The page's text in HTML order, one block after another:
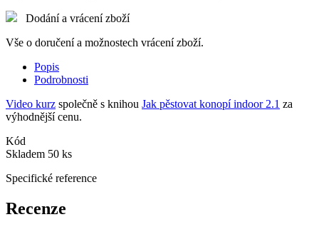
Dodání a vrácení zboží
Vše o doručení a možnostech vrácení zboží.
Popis
Podrobnosti
Video kurz společně s knihou Jak pěstovat konopí indoor 2.1 za
výhodnější cenu.
Kód
Skladem 50 ks
Specifické reference
Recenze